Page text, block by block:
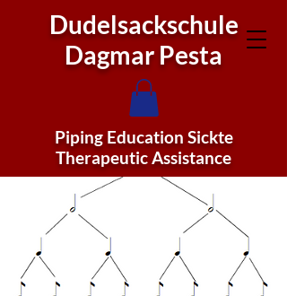
Dudelsackschule
Dagmar Pesta
Piping Education Sickte
Therapeutic Assistance